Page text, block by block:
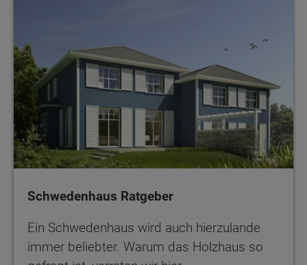
Schwedenhaus Ratgeber
Ein Schwedenhaus wird auch hierzulande
immer beliebter. Warum das Holzhaus so